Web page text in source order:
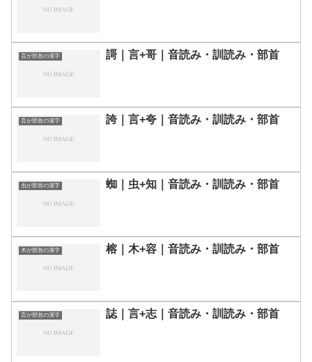
言が部首の漢字 謌｜言+哥｜音読み・訓読み・部首
言が部首の漢字 誇｜言+夸｜音読み・訓読み・部首
虫が部首の漢字 蜘｜虫+知｜音読み・訓読み・部首
木が部首の漢字 榕｜木+容｜音読み・訓読み・部首
言が部首の漢字 誌｜言+志｜音読み・訓読み・部首